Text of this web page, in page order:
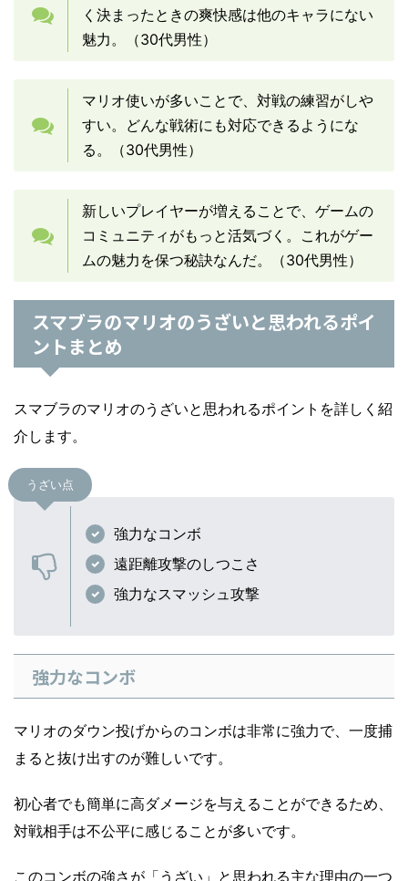
く決まったときの爽快感は他のキャラにない
魅力。（30代男性）
マリオ使いが多いことで、対戦の練習がしや
すい。どんな戦術にも対応できるようにな
る。（30代男性）
新しいプレイヤーが増えることで、ゲームの
コミュニティがもっと活気づく。これがゲー
ムの魅力を保つ秘訣なんだ。（30代男性）
スマブラのマリオのうざいと思われるポイ
ントまとめ
スマブラのマリオのうざいと思われるポイントを詳しく紹
介します。
うざい点
強力なコンボ
遠距離攻撃のしつこさ
強力なスマッシュ攻撃
強力なコンボ
マリオのダウン投げからのコンボは非常に強力で、一度捕
まると抜け出すのが難しいです。
初心者でも簡単に高ダメージを与えることができるため、
対戦相手は不公平に感じることが多いです。
このコンボの強さが「うざい」と思われる主な理由の一つ